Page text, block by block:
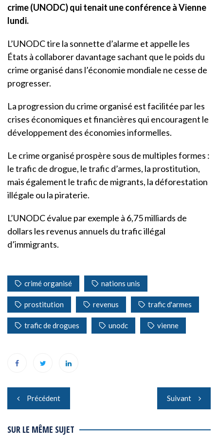
crime (UNODC) qui tenait une conférence à Vienne
lundi.
L’UNODC tire la sonnette d’alarme et appelle les
États à collaborer davantage sachant que le poids du
crime organisé dans l’économie mondiale ne cesse de
progresser.
La progression du crime organisé est facilitée par les
crises économiques et financières qui encouragent le
développement des économies informelles.
Le crime organisé prospère sous de multiples formes :
le trafic de drogue, le trafic d’armes, la prostitution,
mais également le trafic de migrants, la déforestation
illégale ou la piraterie.
L’UNODC évalue par exemple à 6,75 milliards de
dollars les revenus annuels du trafic illégal
d’immigrants.
crimé organisé nations unis
prostitution revenus trafic d'armes
trafic de drogues unodc vienne
Navigation
de
l’article
Précédent Suivant
SUR LE MÊME SUJET